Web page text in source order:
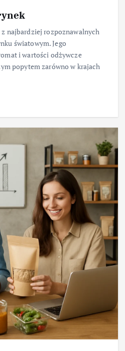
najbardziej rozpoznawalnych
światowym. Jego
i wartości odżywcze
popytem zarówno w krajach